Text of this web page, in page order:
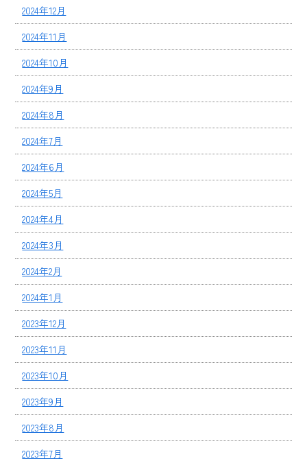
2024年12月
2024年11月
2024年10月
2024年9月
2024年8月
2024年7月
2024年6月
2024年5月
2024年4月
2024年3月
2024年2月
2024年1月
2023年12月
2023年11月
2023年10月
2023年9月
2023年8月
2023年7月